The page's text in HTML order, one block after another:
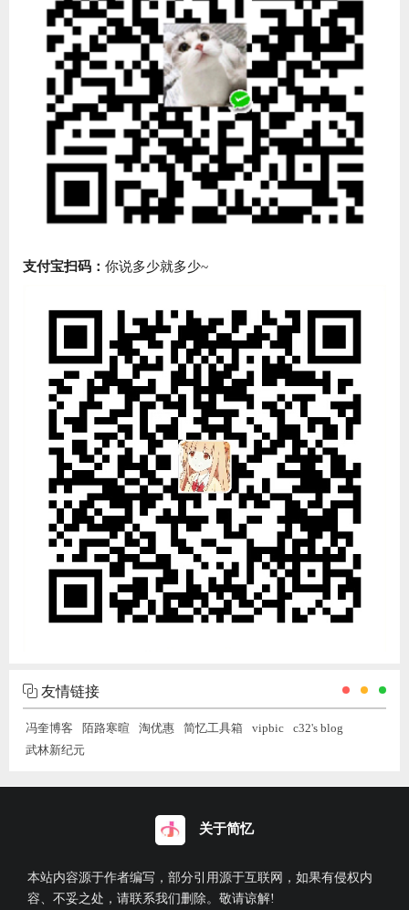
支付宝扫码： 你说多少就多少~
友情链接
冯奎博客 陌路寒暄 淘优惠 简忆工具箱 vipbic
c32's blog
武林新纪元
关于简忆
本站内容源于作者编写，部分引用源于互联网，如果有侵权内
容、不妥之处，请联系我们删除。敬请谅解!